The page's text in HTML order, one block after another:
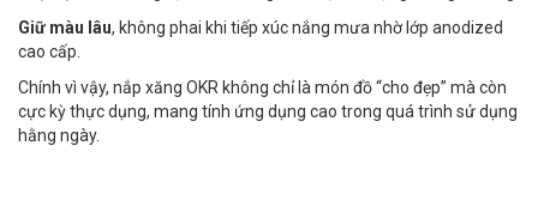
Giữ màu lâu, không phai khi tiếp xúc nắng mưa nhờ lớp anodized
cao cấp.
Chính vì vậy, nắp xăng OKR không chỉ là món đồ “cho đẹp” mà còn
cực kỳ thực dụng, mang tính ứng dụng cao trong quá trình sử dụng
hằng ngày.